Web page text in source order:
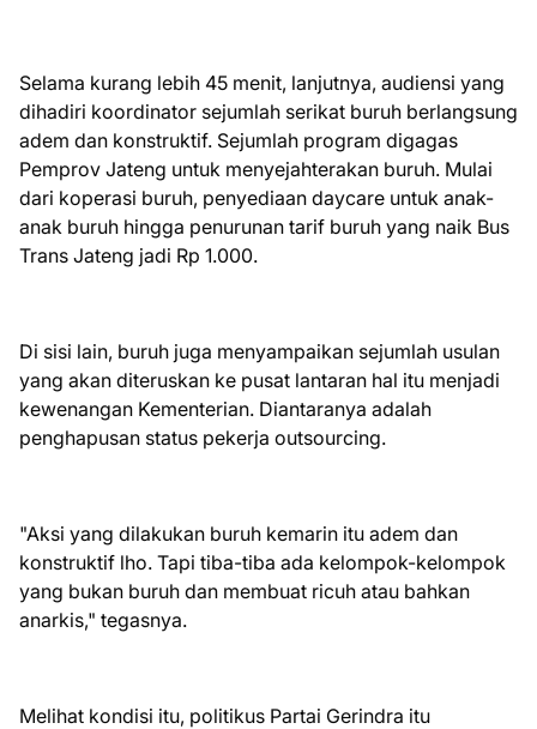
Selama kurang lebih 45 menit, lanjutnya, audiensi yang
dihadiri koordinator sejumlah serikat buruh berlangsung
adem dan konstruktif. Sejumlah program digagas
Pemprov Jateng untuk menyejahterakan buruh. Mulai
dari koperasi buruh, penyediaan daycare untuk anak-
anak buruh hingga penurunan tarif buruh yang naik Bus
Trans Jateng jadi Rp 1.000.
Di sisi lain, buruh juga menyampaikan sejumlah usulan
yang akan diteruskan ke pusat lantaran hal itu menjadi
kewenangan Kementerian. Diantaranya adalah
penghapusan status pekerja outsourcing.
"Aksi yang dilakukan buruh kemarin itu adem dan
konstruktif lho. Tapi tiba-tiba ada kelompok-kelompok
yang bukan buruh dan membuat ricuh atau bahkan
anarkis," tegasnya.
Melihat kondisi itu, politikus Partai Gerindra itu